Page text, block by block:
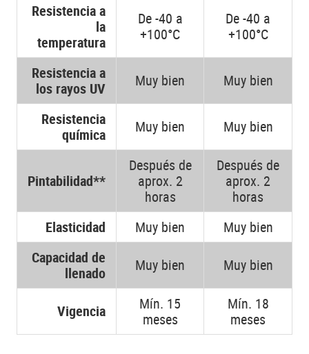
Resistencia a
la
temperatura
De -40 a
+100°C
De -40 a
+100°C
Resistencia a
los rayos UV
Muy bien Muy bien
Resistencia
química
Muy bien Muy bien
Pintabilidad**
Después de
aprox. 2
horas
Después de
aprox. 2
horas
Elasticidad
Muy bien
Muy bien
Capacidad de
llenado
Muy bien Muy bien
Vigencia
Mín. 15
meses
Mín. 18
meses